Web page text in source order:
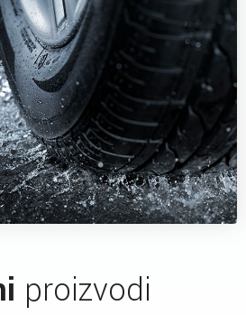
proizvodi